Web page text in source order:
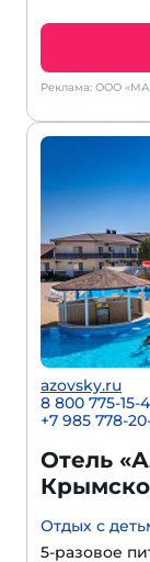
Реклама: ООО
azovsky.ru
8 800 775-15-
+7 985 778-
Отель
Отдых с
5-разовое